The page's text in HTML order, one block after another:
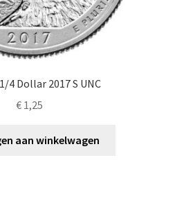
4 Dollar 2017 S UNC
€1,25
aan winkelwagen